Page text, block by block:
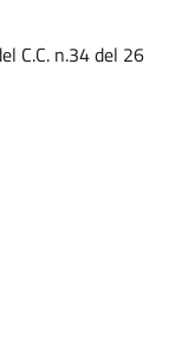
C.C. n.34 del 26